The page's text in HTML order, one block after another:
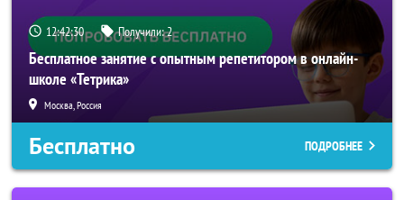
12:42:28 Получили:2
Бесплатное занятие с опытным репетитором в онлайн-
школе «Тетрика»
Москва, Россия
Бесплатно ПОДРОБНЕЕ